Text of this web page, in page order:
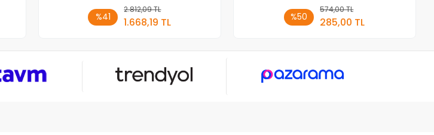
%41
2.812,09 TL
1.668,19 TL
Sepete Ekle
%50
574,00 TL
285,00 TL
Stokta Yok